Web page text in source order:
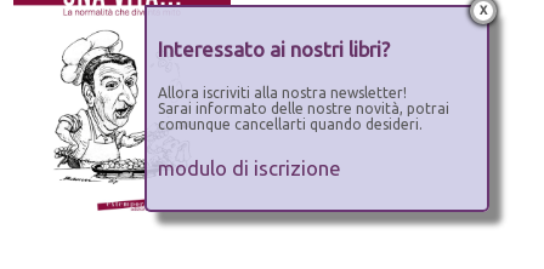
x
Interessato ai nostri libri?
Allora iscriviti alla nostra newsletter!
Sarai informato delle nostre novità, potrai
comunque cancellarti quando desideri.
modulo di iscrizione